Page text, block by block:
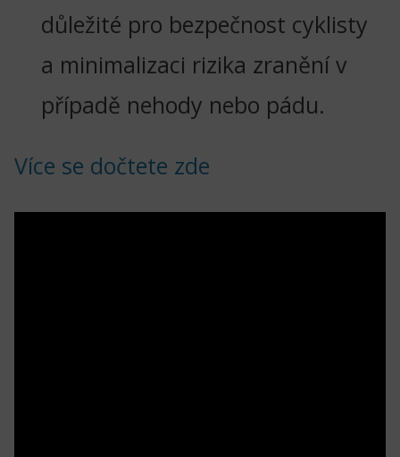
důležité pro bezpečnost cyklisty
a minimalizaci rizika zranění v
případě nehody nebo pádu.
Více se dočtete zde